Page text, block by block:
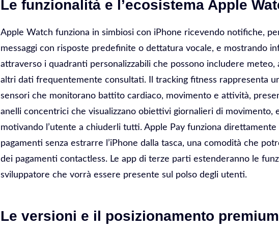
Le funzionalità e l’ecosistema Apple
Apple Watch funziona in simbiosi con iPhone ricevendo notifiche,
messaggi con risposte predefinite o dettatura vocale, e mostrando
attraverso i quadranti personalizzabili che possono includere meteo,
altri dati frequentemente consultati. Il tracking fitness rappresenta
sensori che monitorano battito cardiaco, movimento e attività,
anelli concentrici che visualizzano obiettivi giornalieri di movimento,
motivando l’utente a chiuderli tutti. Apple Pay funziona
pagamenti senza estrarre l’iPhone dalla tasca, una comodità che
dei pagamenti contactless. Le app di terze parti estenderanno le
sviluppatore che vorrà essere presente sul polso degli utenti.
Le versioni e il posizionamento premium